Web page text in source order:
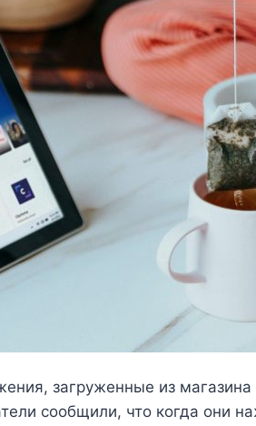
загруженные из
сообщили, что когда они